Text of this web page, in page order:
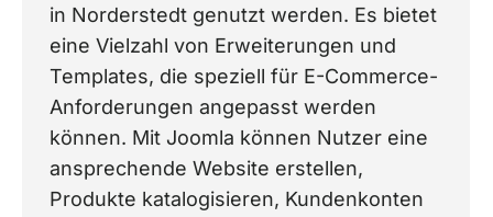
in Norderstedt genutzt werden. Es bietet
eine Vielzahl von Erweiterungen und
Templates, die speziell für E-Commerce-
Anforderungen angepasst werden
können. Mit Joomla können Nutzer eine
ansprechende Website erstellen,
Produkte katalogisieren, Kundenkonten